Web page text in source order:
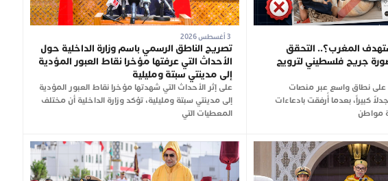
المغرب؟.. التحقق
جريح فلسطيني لترويج
على نطاق واسع عبر منصات
كبيراً، بعدما أُرفقت بادعاءات
مواطن
تصريح الناطق الرسمي باسم وزارة الداخلية حول
الأحداث التي عرفتها مؤخرا نقاط العبور المؤدية
إلى مدينتي سبتة ومليلية
على إثر الأحداث التي شهدتها مؤخرا نقاط العبور المؤدية
إلى مدينتي سبتة ومليلية، تؤكد وزارة الداخلية أن مختلف
المعطيات التي